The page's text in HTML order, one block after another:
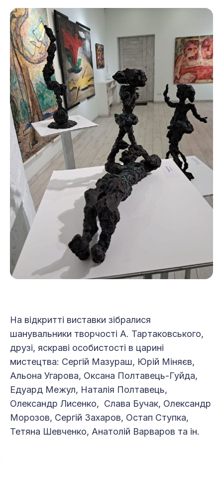
На відкритті виставки зібралися
шанувальники творчості А. Тартаковського,
друзі, яскраві особистості в царині
мистецтва: Сергій Мазураш, Юрій Міняєв,
Альона Угарова, Оксана Полтавець-Гуйда,
Едуард Межул, Наталія Полтавець,
Олександр Лисенко, Слава Бучак, Олександр
Морозов, Сергій Захаров, Остап Ступка,
Тетяна Шевченко, Анатолій Варваров та ін.